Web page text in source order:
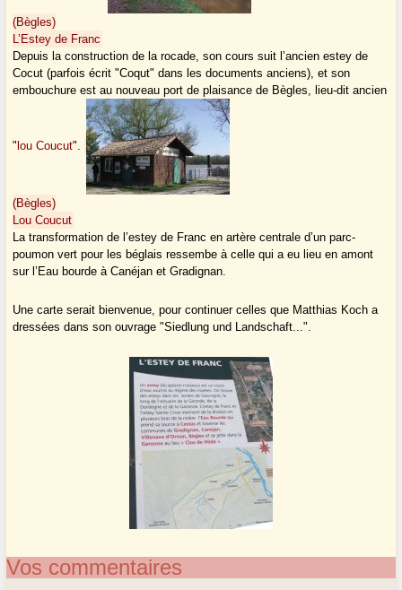
(Bègles)
L’Estey de Franc
Depuis la construction de la rocade, son cours suit l’ancien estey de
Cocut (parfois écrit "Coqut" dans les documents anciens), et son
embouchure est au nouveau port de plaisance de Bègles, lieu-dit ancien
" lou Coucut".
(Bègles)
Lou Coucut
La transformation de l’estey de Franc en artère centrale d’un parc-
poumon vert pour les béglais ressembe à celle qui a eu lieu en amont
sur l’Eau bourde à Canéjan et Gradignan.
Une carte serait bienvenue, pour continuer celles que Matthias Koch a
dressées dans son ouvrage "Siedlung und Landschaft...".
Vos commentaires